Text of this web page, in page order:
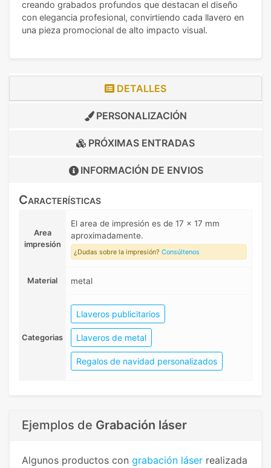
creando grabados profundos que destacan el diseño
con elegancia profesional, convirtiendo cada llavero en
una pieza promocional de alto impacto visual.
DETALLES
PERSONALIZACIÓN
PRÓXIMAS ENTRADAS
INFORMACIÓN DE ENVIOS
Características
Area
impresión
El area de impresión es de 17 x 17 mm
aproximadamente.
¿Dudas sobre la impresión? Consúltenos
Material metal
Categorias
Llaveros publicitarios
Llaveros de metal
Regalos de navidad personalizados
Ejemplos de Grabación láser
Algunos productos con grabación láser realizada